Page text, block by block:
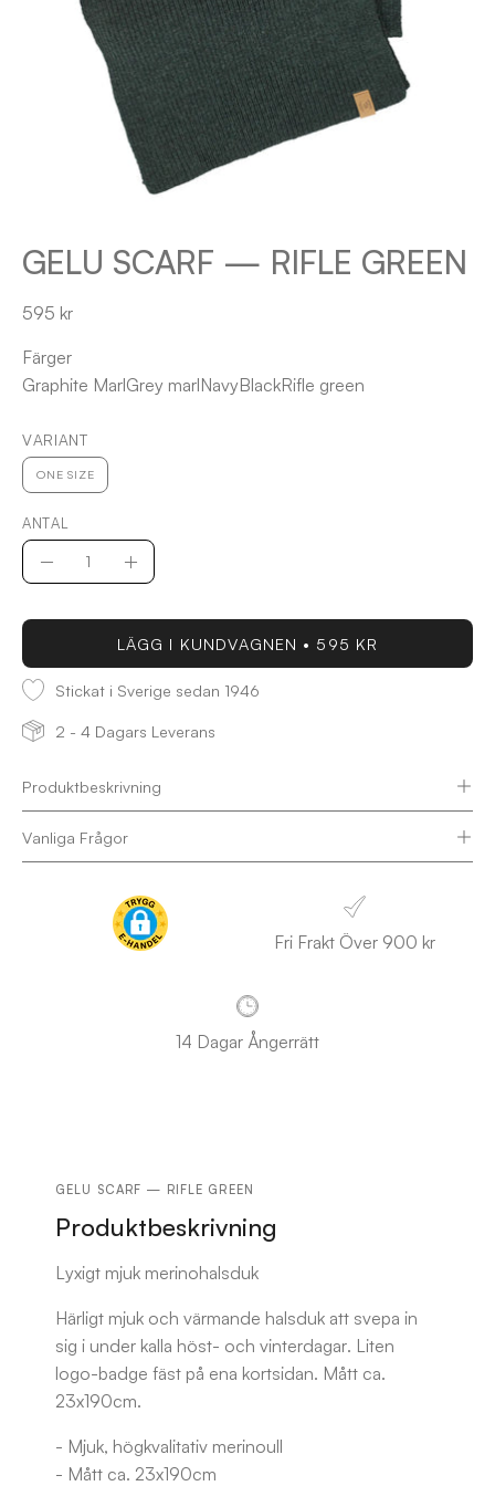
GELU SCARF — RIFLE GREEN
595 kr
Färger
Graphite MarlGrey marlNavyBlackRifle green
VARIANT
ONE SIZE
ANTAL
Antal
Minska
Öka
LÄGG I KUNDVAGNEN 595 KR
Stickat i Sverige sedan 1946
2 - 4 Dagars Leverans
Produktbeskrivning
Vanliga Frågor
Fri Frakt Över 900 kr
14 Dagar Ångerrätt
GELU SCARF — RIFLE GREEN
Produktbeskrivning
Lyxigt mjuk merinohalsduk
Härligt mjuk och värmande halsduk att svepa in
sig i under kalla höst- och vinterdagar. Liten
logo-badge fäst på ena kortsidan. Mått ca.
23x190cm.
- Mjuk, högkvalitativ merinoull
- Mått ca. 23x190cm